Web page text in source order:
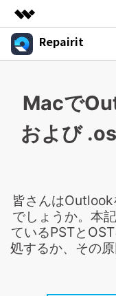
製品
概要
ソリューション
企業情報
プラン＆価格
Repairit
AIデー
機能
基本機能
テクノロジー最前線
製品活用
ガイド
データ復元事例
データ復元
価格
Macで
および
皆さんはOutlook
でしょうか。本
ているPSTと
処するか、その